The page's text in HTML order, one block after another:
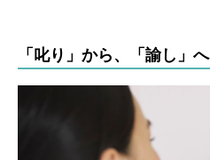
「叱り」から、「諭し」へ